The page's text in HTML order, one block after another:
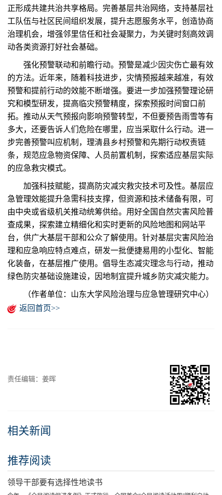
正形成共建共治共享格局。完善基层共治网络，支持基层社
工队伍与社区民间组织发展，提升志愿服务水平，创造协商
治理机会，增强邻里信任和社会凝聚力，为关键时刻高效调
动各类资源打好社会基础。
强化预警联动和前瞻行动。预警是减少因灾伤亡最有效
的方法。近年来，随着科技进步，灾情预报越来越准，有效
预警和提前行动的效能不断增强。要进一步加强预警理论研
究和模型研发，提高临灾预警精度，探索预报时间窗口前
拓。推动从天气预报向影响预警转型，不但要预告雨雪等有
多大，还要告诉人们危险在哪里，应当采取什么行动。进一
步完善预警叫应机制，理清县乡村预警和先期行动权责链
条，规范应急物资保障、人员前置机制，探索适应基层实际
的应急救灾模式。
加强科技赋能，提高防灾减灾救灾技术可及性。基层应
急管理效能提升急需科技支撑，但资源和技术储备有限，可
由中央或省级机关推动统筹供给。用好全国自然灾害风险普
查成果，探索建立精细化和实时更新的风险地图和网站平
台，供广大基层干部和公众了解使用。针对基层灾害风险治
理和应急响应特点难点，研发一批便捷易用的小型化、智能
化装备，在基层推广使用。倡导生态减灾理念与行动，推动
绿色防灾基础设施建设，因地制宜提升城乡防灾减灾能力。
（作者单位：山东大学风险治理与应急管理研究中心）
返回首页>>
责任编辑：姜晖
相关新闻
推荐阅读
领导干部要有选择性地读书